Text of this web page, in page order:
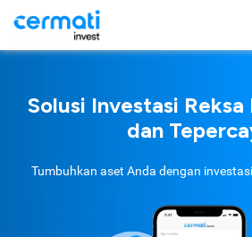
Solusi Investasi Reksa
dan
Tumbuhkan aset Anda dengan